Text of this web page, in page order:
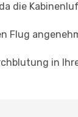
die
Flug
in